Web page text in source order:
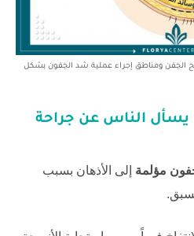
ومناطق إجراء عملية شد الجفون بشكل
يسأل الناس عن جراحة
مؤلمة إلى الأذهان بسبب